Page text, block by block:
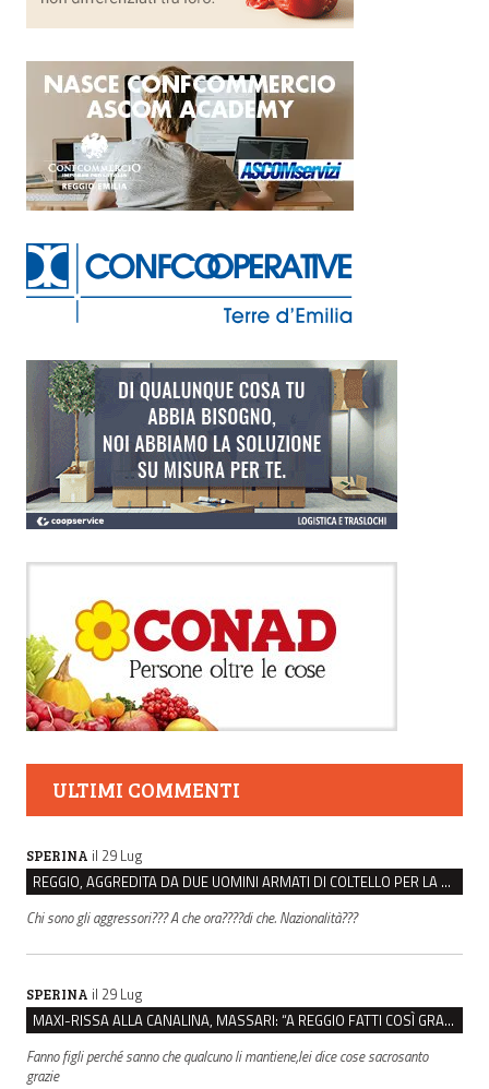
ULTIMI COMMENTI
SPERINA il 29 Lug
REGGIO, AGGREDITA DA DUE UOMINI ARMATI DI COLTELLO PER LA BORSA: LEI REAGISCE E LI FA SCAPPARE
Chi sono gli aggressori??? A che ora????di che. Nazionalità???
SPERINA il 29 Lug
MAXI-RISSA ALLA CANALINA, MASSARI: “A REGGIO FATTI COSÌ GRAVI NON DEVONO TROVARE SPAZIO”
Fanno figli perché sanno che qualcuno li mantiene,lei dice cose sacrosanto
grazie